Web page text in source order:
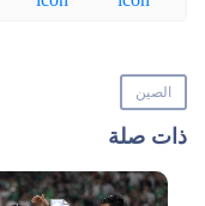
الصين
ذات صلة